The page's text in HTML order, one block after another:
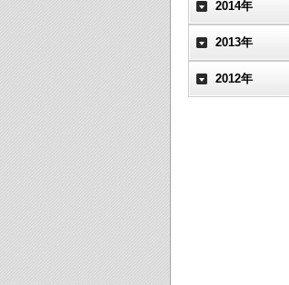
2014年
2013年
2012年